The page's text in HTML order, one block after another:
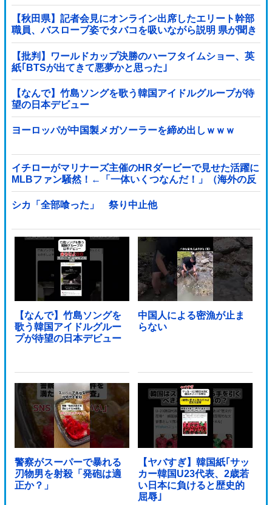
【秋田県】記者会見にオンライン出席したエリート幹部
職員、バスローブ姿でタバコを吸いながら説明 県が聞き
取りへ
【批判】ワールドカップ決勝のハーフタイムショー、英
紙｢BTSが出てきて悪夢かと思った｣
【なんで】竹島ソングを歌う韓国アイドルグループが待
望の日本デビュー
ヨーロッパが中国製メガソーラーを締め出しｗｗｗ
イチローがマリナーズ主催のHRダービーで見せた活躍に
MLBファン騒然！←「一体いくつなんだ！」（海外の反
応）
シカ「全部喰った」 祭り中止他
【なんで】竹島ソングを
歌う韓国アイドルグルー
プが待望の日本デビュー
中国人による密漁が止ま
らない
警察がスーパーで暴れる
刃物男を射殺「発砲は適
正か？」
【ヤバすぎ】韓国紙｢サッ
カー韓国U23代表、2歳若
い日本に負けると歴史的
屈辱｣